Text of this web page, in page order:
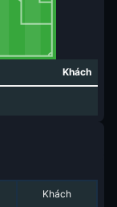
Khách
Khách